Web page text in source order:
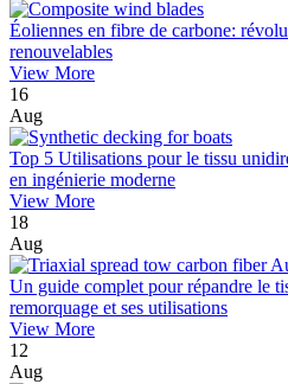
Éoliennes en fibre de carbone:
renouvelables
View More
16
Aug
Top 5 Utilisations pour le tissu
en ingénierie moderne
View More
18
Aug
Un guide complet pour répandre le
remorquage et ses utilisations
View More
12
Aug